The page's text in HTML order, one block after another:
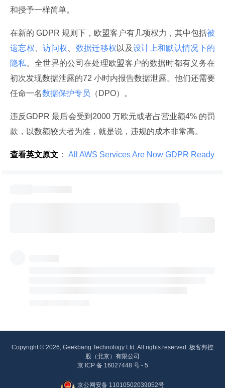
和授予一样简单。
在新的 GDPR 规则下，欧盟客户有几项权力，其中包括被
遗忘权 、访问权 数据迁移权 以及设计上和默认情况下的
隐私 。全世界的公司在处理欧盟客户的数据时都有义务在
初次发现数据泄露的72 小时内报告数据泄露。他们还需要
任命一名数据保护专员 （DPO）。
违反GDPR 最后会受到2000 万欧元或者占营业额4% 的罚
款，以数额较大者为准，就是说，违规的成本非常高。
查看英文原文 ：
Copyright © 2026, Geekbang Technology Ltd. All rights reserved. 极客邦控
股（北京）有限公司
京 ICP 备 16027448 号 - 5
京公网安备 11010502039052号